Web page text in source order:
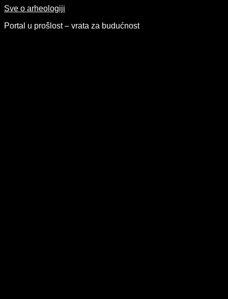
Skip
content
Sve o arheologiji
Portal u prošlost – vrata za budućnost